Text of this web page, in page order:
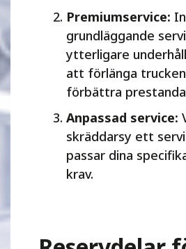
Premiumservice:
grundläggande
ytterligare
att förlänga
förbättra
Anpassad service:
skräddarsy ett
passar dina
krav.